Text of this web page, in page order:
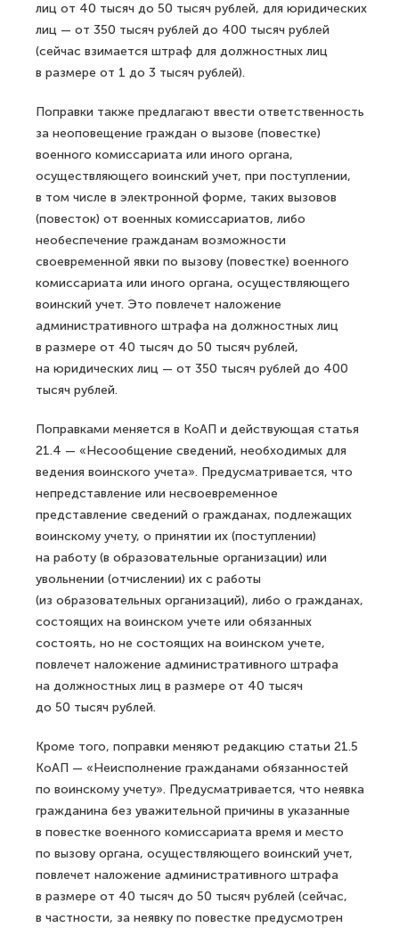
лиц от 40 тысяч до 50 тысяч рублей, для юридических
лиц — от 350 тысяч рублей до 400 тысяч рублей
(сейчас взимается штраф для должностных лиц
в размере от 1 до 3 тысяч рублей).
Поправки также предлагают ввести ответственность
за неоповещение граждан о вызове (повестке)
военного комиссариата или иного органа,
осуществляющего воинский учет, при поступлении,
в том числе в электронной форме, таких вызовов
(повесток) от военных комиссариатов, либо
необеспечение гражданам возможности
своевременной явки по вызову (повестке) военного
комиссариата или иного органа, осуществляющего
воинский учет. Это повлечет наложение
административного штрафа на должностных лиц
в размере от 40 тысяч до 50 тысяч рублей,
на юридических лиц — от 350 тысяч рублей до 400
тысяч рублей.
Поправками меняется в КоАП и действующая статья
21.4 — «Несообщение сведений, необходимых для
ведения воинского учета». Предусматривается, что
непредставление или несвоевременное
представление сведений о гражданах, подлежащих
воинскому учету, о принятии их (поступлении)
на работу (в образовательные организации) или
увольнении (отчислении) их с работы
(из образовательных организаций), либо о гражданах,
состоящих на воинском учете или обязанных
состоять, но не состоящих на воинском учете,
повлечет наложение административного штрафа
на должностных лиц в размере от 40 тысяч
до 50 тысяч рублей.
Кроме того, поправки меняют редакцию статьи 21.5
КоАП — «Неисполнение гражданами обязанностей
по воинскому учету». Предусматривается, что неявка
гражданина без уважительной причины в указанные
в повестке военного комиссариата время и место
по вызову органа, осуществляющего воинский учет,
повлечет наложение административного штрафа
в размере от 40 тысяч до 50 тысяч рублей (сейчас,
в частности, за неявку по повестке предусмотрен